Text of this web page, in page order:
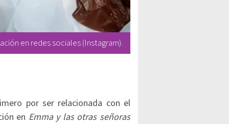
en redes sociales (Instagram).
por ser relacionada con el
en Emma y las otras señoras